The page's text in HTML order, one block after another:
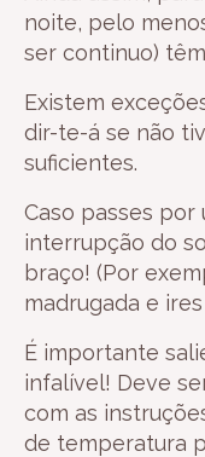
noite, pelo
ser continuo)
Existem
dir-te-á se não
suficientes.
Caso passes
interrupção do
braço! (Por
madrugada e
É importante
infalível! Deve
com as
de temperatura